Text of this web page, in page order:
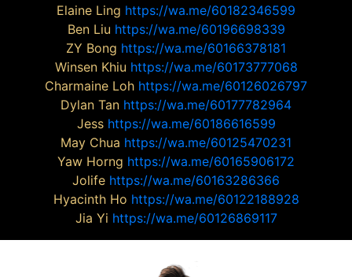
Elaine Ling https://wa.me/60182346599
Ben Liu https://wa.me/60196698339
ZY Bong https://wa.me/60166378181
Winsen Khiu https://wa.me/60173777068
Charmaine Loh https://wa.me/60126026797
Dylan Tan https://wa.me/60177782964
Jess https://wa.me/60186616599
May Chua https://wa.me/60125470231
Yaw Horng https://wa.me/60165906172
Jolife https://wa.me/60163286366
Hyacinth Ho https://wa.me/60122188928
Jia Yi https://wa.me/60126869117